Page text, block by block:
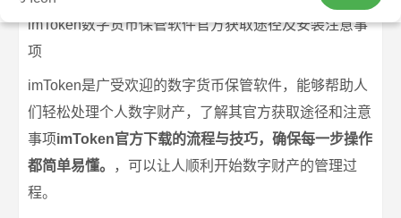
imToken数字货币保管软件官方获取途径及安装注意事
项
imToken是广受欢迎的数字货币保管软件，能够帮助人
们轻松处理个人数字财产，了解其官方获取途径和注意
事项imToken官方下载的流程与技巧，确保每一步操作
都简单易懂。
，可以让人顺利开始数字财产的管理过
程。